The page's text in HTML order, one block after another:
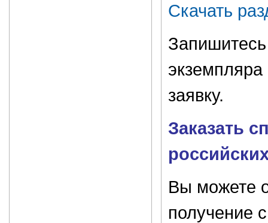
Скачать
заявку.
Заказать
Вы можете
получение